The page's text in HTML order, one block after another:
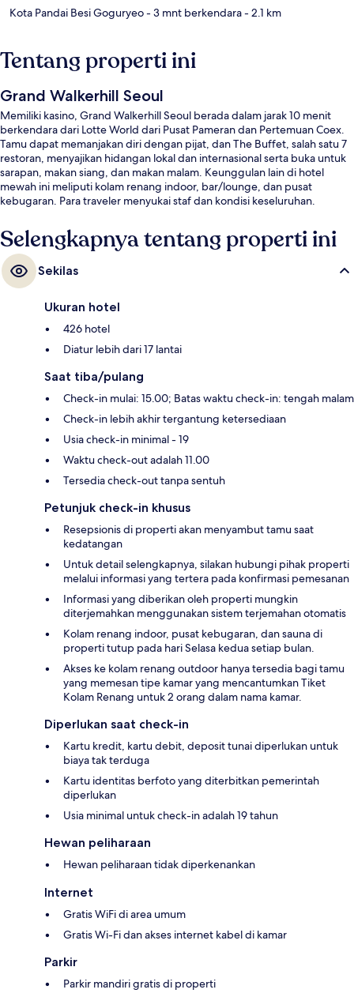
Kota Pandai Besi Goguryeo- 3 mnt berkendara- 2.1 km
Tentang properti ini
Grand Walkerhill Seoul
Memiliki kasino, Grand Walkerhill Seoul berada dalam jarak 10 menit
berkendara dari Lotte World dari Pusat Pameran dan Pertemuan Coex.
Tamu dapat memanjakan diri dengan pijat, dan The Buffet, salah satu 7
restoran, menyajikan hidangan lokal dan internasional serta buka untuk
sarapan, makan siang, dan makan malam. Keunggulan lain di hotel
mewah ini meliputi kolam renang indoor, bar/lounge, dan pusat
kebugaran. Para traveler menyukai staf dan kondisi keseluruhan.
Selengkapnya tentang properti ini
Sekilas
Ukuran hotel
426 hotel
Diatur lebih dari 17 lantai
Saat tiba/pulang
Check-in mulai: 15.00; Batas waktu check-in: tengah malam
Check-in lebih akhir tergantung ketersediaan
Usia check-in minimal - 19
Waktu check-out adalah 11.00
Tersedia check-out tanpa sentuh
Petunjuk check-in khusus
Resepsionis di properti akan menyambut tamu saat
kedatangan
Untuk detail selengkapnya, silakan hubungi pihak properti
melalui informasi yang tertera pada konfirmasi pemesanan
Informasi yang diberikan oleh properti mungkin
diterjemahkan menggunakan sistem terjemahan otomatis
Kolam renang indoor, pusat kebugaran, dan sauna di
properti tutup pada hari Selasa kedua setiap bulan.
Akses ke kolam renang outdoor hanya tersedia bagi tamu
yang memesan tipe kamar yang mencantumkan Tiket
Kolam Renang untuk 2 orang dalam nama kamar.
Diperlukan saat check-in
Kartu kredit, kartu debit, deposit tunai diperlukan untuk
biaya tak terduga
Kartu identitas berfoto yang diterbitkan pemerintah
diperlukan
Usia minimal untuk check-in adalah 19 tahun
Hewan peliharaan
Hewan peliharaan tidak diperkenankan
Internet
Gratis WiFi di area umum
Gratis Wi-Fi dan akses internet kabel di kamar
Parkir
Parkir mandiri gratis di properti